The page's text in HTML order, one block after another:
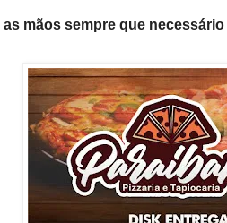
mãos sempre que necessário